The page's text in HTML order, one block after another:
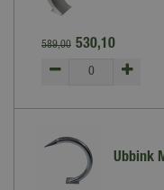
589,00 530,10
Ubbink